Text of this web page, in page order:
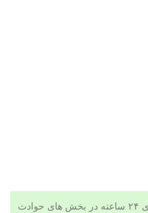
جدیدترین اخبار و مهم ترین رویدادهای ۲۴ ساعته در بخش های حوادث